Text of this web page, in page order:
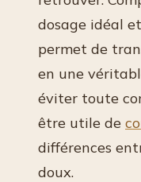
dosage idéal
permet de
en une
éviter toute
être utile de
différences
doux.